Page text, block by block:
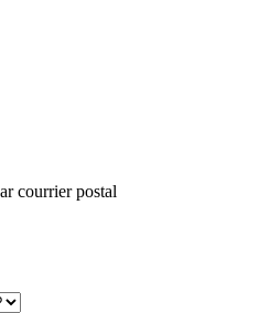
courrier postal